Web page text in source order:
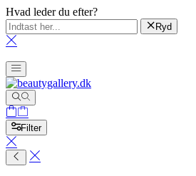
Hvad leder du efter?
Ryd
Filter